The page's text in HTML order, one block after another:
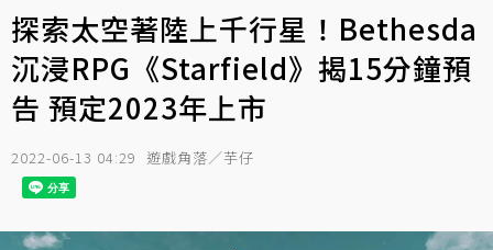
探索太空著陸上千行星！Bethesda
沉浸RPG《Starfield》揭15分鐘預
告 預定2023年上市
2022-06-13 04:29 遊戲角落／芋仔